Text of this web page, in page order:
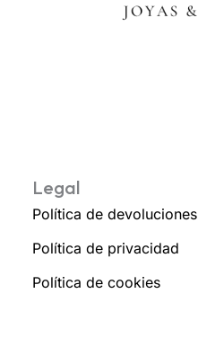
Legal
Política de devoluciones
Política de privacidad
Política de cookies